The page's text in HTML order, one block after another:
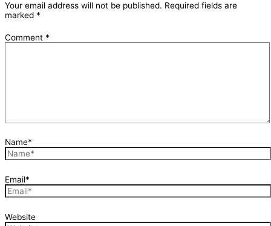
Your email address will not be published. Required fields are
marked *
Comment *
Name*
Email*
Website